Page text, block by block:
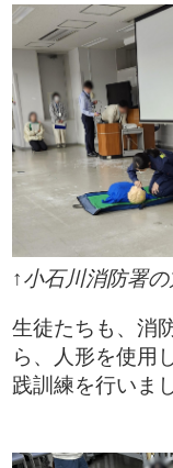
↑小石川消防署
生徒たちも、消
ら、人形を使用
践訓練を行いま